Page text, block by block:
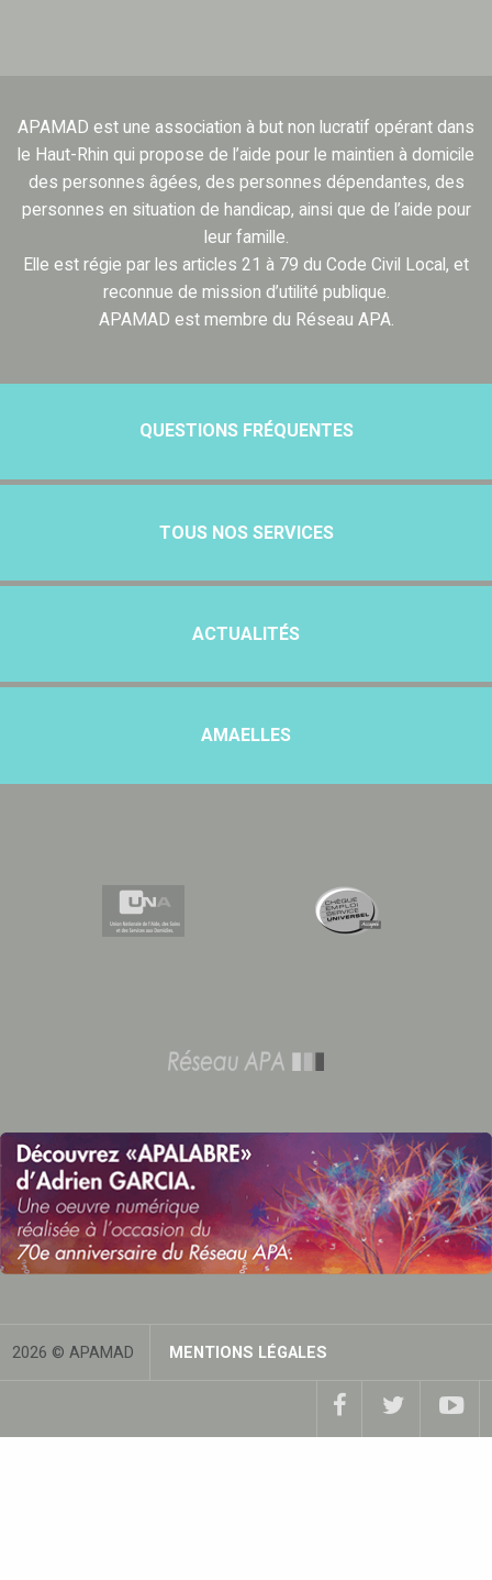
APAMAD est une association à but non lucratif opérant dans
le Haut-Rhin qui propose de l’aide pour le maintien à domicile
des personnes âgées, des personnes dépendantes, des
personnes en situation de handicap, ainsi que de l’aide pour
leur famille.
Elle est régie par les articles 21 à 79 du Code Civil Local, et
reconnue de mission d’utilité publique.
APAMAD est membre du Réseau APA.
QUESTIONS FRÉQUENTES
TOUS NOS SERVICES
ACTUALITÉS
AMAELLES
2026 © APAMAD MENTIONS LÉGALES